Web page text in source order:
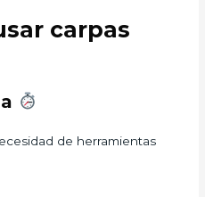
carpas
de herramientas